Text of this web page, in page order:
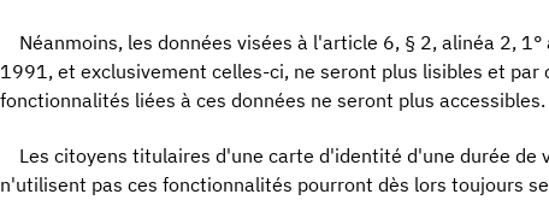
Néanmoins, les données visées à l'article 6, § 2, alinéa 2,
1991, et exclusivement celles-ci, ne seront plus lisibles et par
fonctionnalités liées à ces données ne seront plus accessibles.
Les citoyens titulaires d'une carte d'identité d'une durée de
n'utilisent pas ces fonctionnalités pourront dès lors toujours